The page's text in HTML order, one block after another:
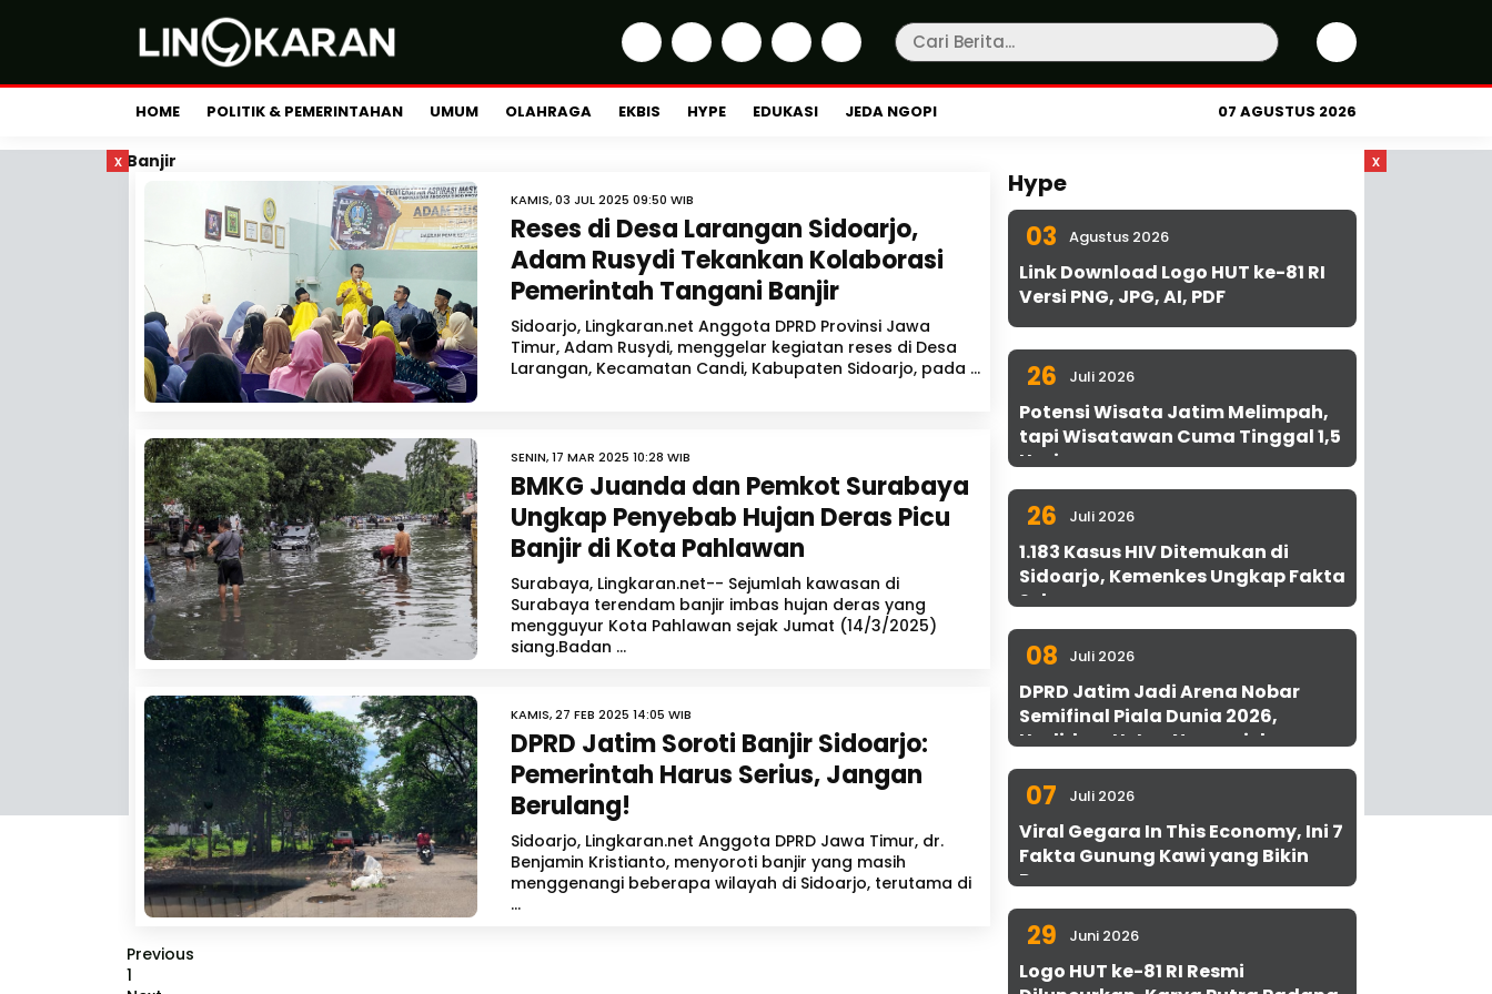
HOME POLITIK & PEMERINTAHAN UMUM OLAHRAGA EKBIS HYPE EDUKASI JEDA NGOPI 07 AGUSTUS 2026
x x
Banjir
KAMIS, 03 JUL 2025 09:50 WIB
Reses di Desa Larangan Sidoarjo,
Adam Rusydi Tekankan Kolaborasi
Pemerintah Tangani Banjir
Sidoarjo, Lingkaran.net Anggota DPRD Provinsi Jawa
Timur, Adam Rusydi, menggelar kegiatan reses di Desa
Larangan, Kecamatan Candi, Kabupaten Sidoarjo, pada ...
SENIN, 17 MAR 2025 10:28 WIB
BMKG Juanda dan Pemkot Surabaya
Ungkap Penyebab Hujan Deras Picu
Banjir di Kota Pahlawan
Surabaya, Lingkaran.net-- Sejumlah kawasan di
Surabaya terendam banjir imbas hujan deras yang
mengguyur Kota Pahlawan sejak Jumat (14/3/2025)
siang.Badan ...
KAMIS, 27 FEB 2025 14:05 WIB
DPRD Jatim Soroti Banjir Sidoarjo:
Pemerintah Harus Serius, Jangan
Berulang!
Sidoarjo, Lingkaran.net Anggota DPRD Jawa Timur, dr.
Benjamin Kristianto, menyoroti banjir yang masih
menggenangi beberapa wilayah di Sidoarjo, terutama di
...
Previous
1
Hype
03 Agustus 2026
Link Download Logo HUT ke-81 RI
Versi PNG, JPG, AI, PDF
26 Juli 2026
Potensi Wisata Jatim Melimpah,
tapi Wisatawan Cuma Tinggal 1,5
Hari
26 Juli 2026
1.183 Kasus HIV Ditemukan di
Sidoarjo, Kemenkes Ungkap Fakta
Sebenarnya
08 Juli 2026
DPRD Jatim Jadi Arena Nobar
Semifinal Piala Dunia 2026,
Hadirkan Uston Nawawi dan
UMKM Gratis untuk 1.000 Warga
07 Juli 2026
Viral Gegara In This Economy, Ini 7
Fakta Gunung Kawi yang Bikin
Penasaran
29 Juni 2026
Logo HUT ke-81 RI Resmi